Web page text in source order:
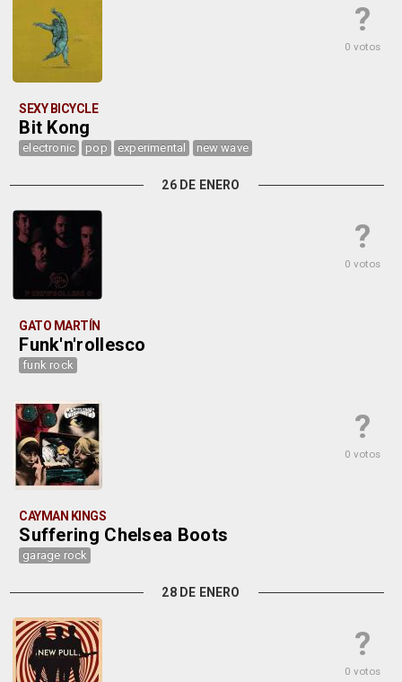
?
0 votos
SEXY BICYCLE
Bit Kong
electronic pop experimental new wave
26 DE ENERO
?
0 votos
GATO MARTÍN
Funk'n'rollesco
funk rock
?
0 votos
CAYMAN KINGS
Suffering Chelsea Boots
garage rock
28 DE ENERO
?
0 votos